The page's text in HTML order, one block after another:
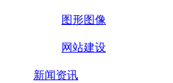
图形图像
网站建设
新闻资讯